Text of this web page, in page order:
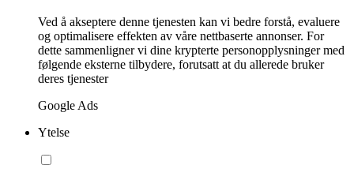
Ved å akseptere denne tjenesten kan vi bedre forstå, evaluere
og optimalisere effekten av våre nettbaserte annonser. For
dette sammenligner vi dine krypterte personopplysninger med
følgende eksterne tilbydere, forutsatt at du allerede bruker
deres tjenester
Google Ads
Ytelse